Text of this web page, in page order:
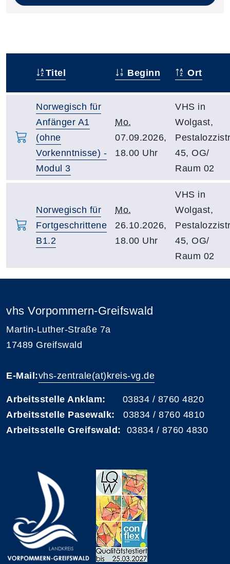
Titel Beginn Ort
Norwegisch für
Anfänger A1
(ohne
Vorkenntnisse) -
Modul 3
Mo.
07.09.2026,
18.00 Uhr
VHS in
Wolgast,
45, OG/
Raum 02
Norwegisch für
Fortgeschrittene
B1.2
Mo.
26.10.2026,
18.00 Uhr
VHS in
Wolgast,
45, OG/
Raum 02
vhs Vorpommern-Greifswald
Martin-Luther-Straße 7a
17489 Greifswald
E-Mail:vhs-zentrale(at)kreis-vg.de
Arbeitsstelle Anklam: 03834 / 8760 4820
Arbeitsstelle Pasewalk: 03834 / 8760 4810
Arbeitsstelle Greifswald: 03834 / 8760 4830